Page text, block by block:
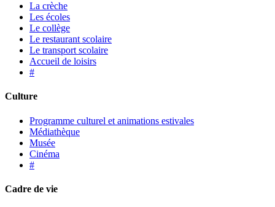
La crèche
Les écoles
Le collège
Le restaurant scolaire
Le transport scolaire
Accueil de loisirs
#
Culture
Programme culturel et animations estivales
Médiathèque
Musée
Cinéma
#
Cadre de vie